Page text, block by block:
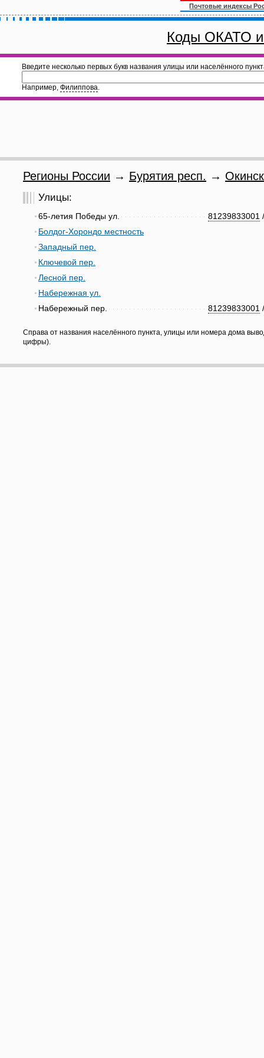
Почтовые индексы
Коды ОКАТО
Введите несколько первых букв названия улицы или населённого
Например, Филиппова.
Регионы России → Бурятия респ. →
Улицы:
81239833001
65-летия Победы ул.
Болдог-Хорондо местность
Западный пер.
Ключевой пер.
Лесной пер.
Набережная ул.
81239833001
Набережный пер.
Справа от названия населённого пункта, улицы или номера дома
цифры).